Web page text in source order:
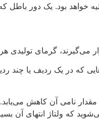
خواهد بود. یک دور باطل
می‌گیرند، گرمای تولیدی
مجاز هر کابل به ۷۷ درصد
که ولتاژ انتهای آن